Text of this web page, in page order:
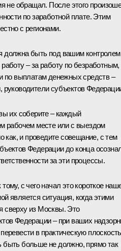
не обращал. После этого
по заработной плате. Этим
с регионами.
должна быть под вашим
– за работу по безработным,
по выплатам денежных средств –
руководители субъектов
их соберите – каждый
рабочем месте или с выездом
как, и проведите совещание, с тем
Федерации до конца
за эти процессы.
с чего начал это короткое
является ситуация, когда этими
сверху из Москвы. Это
Федерации – при ваших
в практическую
быть больше не должно, прямо так